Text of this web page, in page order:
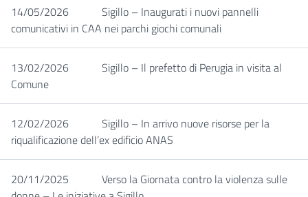
14/05/2026
Sigillo – Inaugurati i nuovi pannelli
comunicativi in CAA nei parchi giochi comunali
13/02/2026
Sigillo – Il prefetto di Perugia in visita al
Comune
12/02/2026
Sigillo – In arrivo nuove risorse per la
riqualificazione dell’ex edificio ANAS
20/11/2025
Verso la Giornata contro la violenza sulle